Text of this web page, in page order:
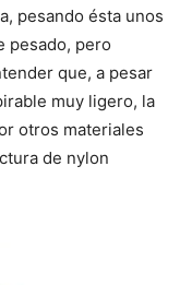
pesando ésta unos
pesado, pero
que, a pesar
muy ligero, la
otros materiales
de nylon